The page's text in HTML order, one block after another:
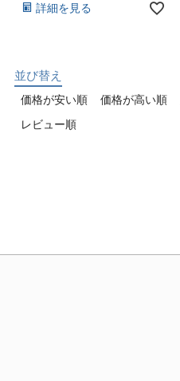
詳細を見る
並び替え
価格が安い順 価格が高い順
レビュー順